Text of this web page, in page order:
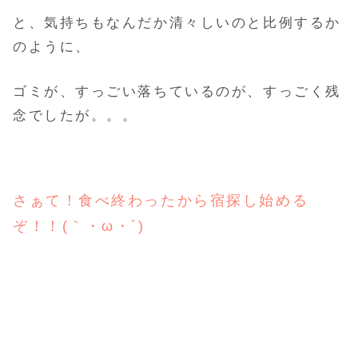
と、気持ちもなんだか清々しいのと比例するか
のように、
ゴミが、すっごい落ちているのが、すっごく残
念でしたが。。。
さぁて
！食べ終わったから宿探し始める
ぞ！！(｀・ω・´)